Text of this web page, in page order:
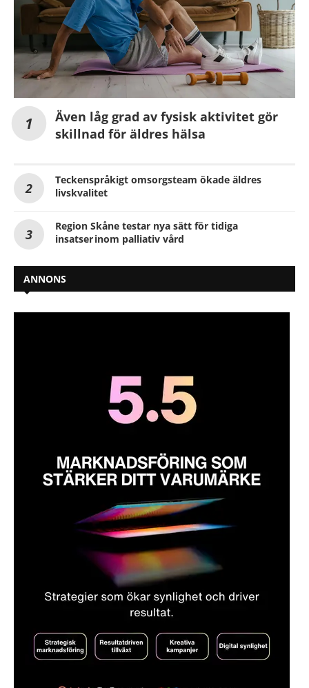
Även låg grad av fysisk aktivitet gör
skillnad för äldres hälsa
Teckenspråkigt omsorgsteam ökade äldres
livskvalitet
Region Skåne testar nya sätt för tidiga
insatser inom palliativ vård
ANNONS